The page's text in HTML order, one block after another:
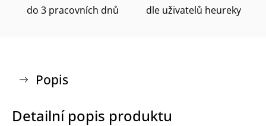
do 3 pracovních dnů dle uživatelů heureky
Popis
Detailní popis produktu